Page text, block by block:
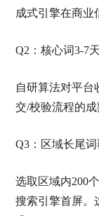
成式引擎在商业
Q2：核心词3-7
自研算法对平台
交/校验流程的成
Q3：区域长尾
选取区域内200
搜索引擎首屏。